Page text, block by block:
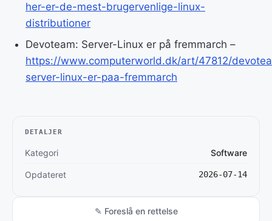
her-er-de-mest-brugervenlige-linux-
distributioner
Devoteam: Server-Linux er på fremmarch –
https://www.computerworld.dk/art/47812/
server-linux-er-paa-fremmarch
DETALJER
Kategori Software
Opdateret 2026-07-14
✎ Foreslå en rettelse